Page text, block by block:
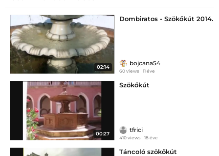
02:14
Dombiratos - Szökőkút 2014.
bojcana54
60 views 11 éve
00:27
Szökőkút
tfrici
410 views 18 éve
Táncoló szökőkút